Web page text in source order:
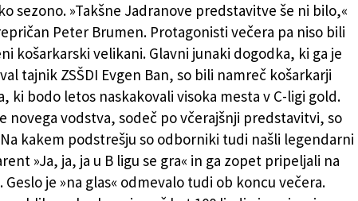
sezono. »Takšne Jadranove predstavitve še ni bilo,«
Peter Brumen. Protagonisti večera pa niso bili
košarkarski velikani. Glavni junaki dogodka, ki ga je
tajnik ZSŠDI Evgen Ban, so bili namreč košarkarji
ki bodo letos naskakovali visoka mesta v C-ligi gold.
novega vodstva, sodeč po včerajšnji predstavitvi, so
kakem podstrešju so odborniki tudi našli legendarni
»Ja, ja, ja u B ligu se gra« in ga zopet pripeljali na
Geslo je »na glas« odmevalo tudi ob koncu večera.